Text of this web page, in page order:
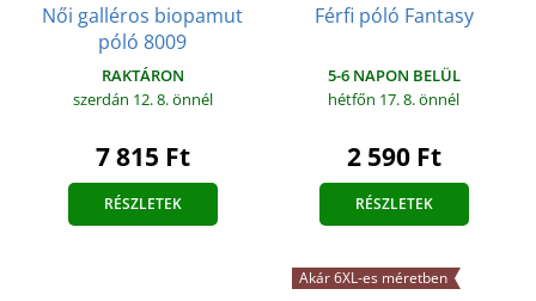
Női galléros biopamut
póló 8009
RAKTÁRON
szerdán 12. 8.önnél
7 815 Ft
RÉSZLETEK
Férfi póló Fantasy
5-6 NAPON BELÜL
hétfőn 17. 8.önnél
2 590 Ft
RÉSZLETEK
Akár 6XL-es méretben